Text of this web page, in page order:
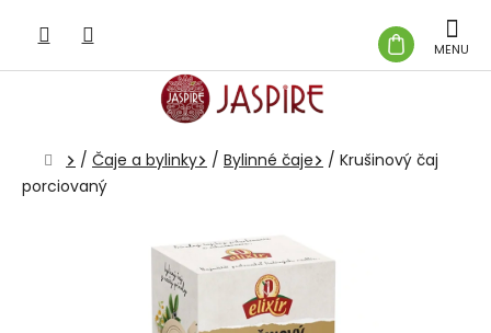
obsah
KOŠÍK
Domov
/ Čaje a bylinky / Bylinné čaje / Krušinový čaj
porciovaný